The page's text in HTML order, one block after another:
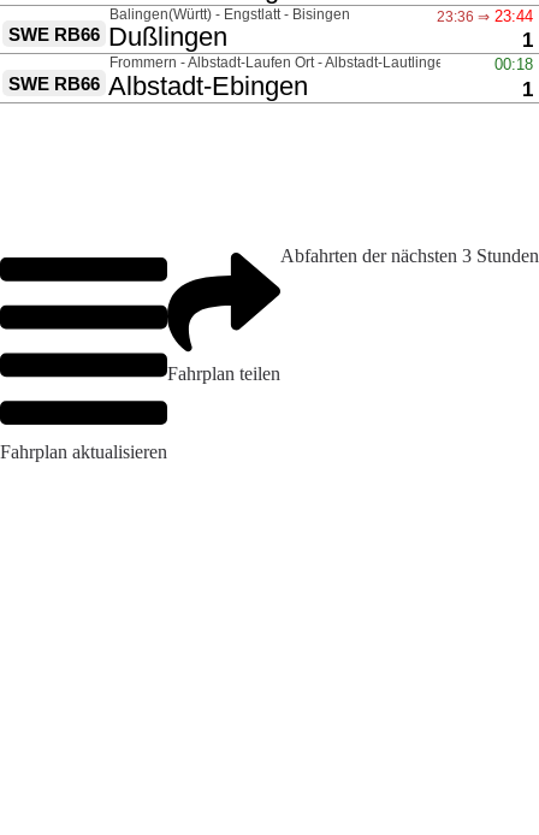
Fahrplan aktualisieren
Fahrplan teilen
Abfahrten der nächsten 3 Stunden